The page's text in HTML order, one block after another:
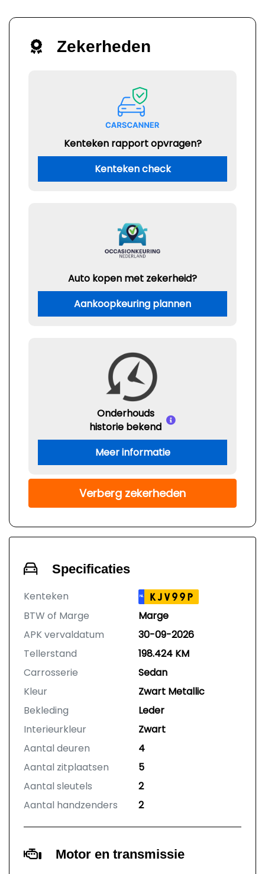
Zekerheden
Kenteken rapport opvragen?
Kenteken check
Auto kopen met zekerheid?
Aankoopkeuring plannen
Onderhouds
historie bekend
Meer informatie
Verberg zekerheden
Specificaties
Kenteken NL KJV99P
BTW of Marge
Marge
APK vervaldatum
30-09-2026
Tellerstand
198.424 KM
Carrosserie
Sedan
Kleur
Zwart Metallic
Bekleding
Leder
Interieurkleur
Zwart
Aantal deuren
4
Aantal zitplaatsen
5
Aantal sleutels
2
Aantal handzenders
2
Motor en transmissie